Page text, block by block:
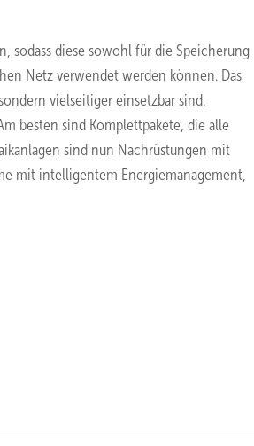
sodass diese sowohl für die Speicherung
Netz verwendet werden können. Das
vielseitiger einsetzbar sind.
besten sind Komplettpakete, die alle
sind nun Nachrüstungen mit
mit intelligentem Energiemanagement,